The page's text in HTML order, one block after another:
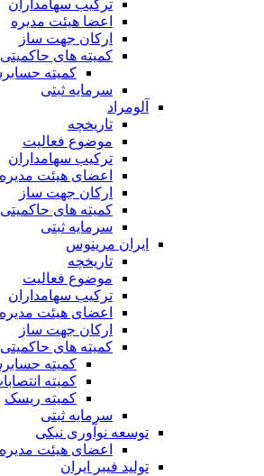
ترکیب سهامداران
اعضا هیئت مدیره
ارکان جهت ساز
کمیته های حاکمیتی
کمیته
سرمایه ثبتی
آلومراد
تاریخچه
موضوع فعالیت
ترکیب سهامداران
اعضای هیئت مدیره
ارکان جهت ساز
کمیته های حاکمیتی
سرمایه ثبتی
ایران مرینوس
تاریخچه
موضوع فعالیت
ترکیب سهامداران
اعضای هیئت مدیره
ارکان جهت ساز
کمیته های حاکمیتی
کمیته
کمیته
کمیته ریسک
سرمایه ثبتی
توسعه نوآوری نیکی
اعضای هیئت مدیره
تولید فیبر ایران